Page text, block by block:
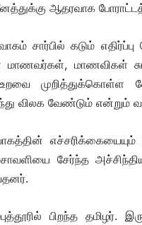
ஆதரவாக
சார்பில் கடும்
மாணவிகள்
முறித்துக்கொள்ள
விலக வேண்டும் என்றும்
எச்சரிக்கையையும்
சேர்ந்த
பிறந்த தமிழர்.